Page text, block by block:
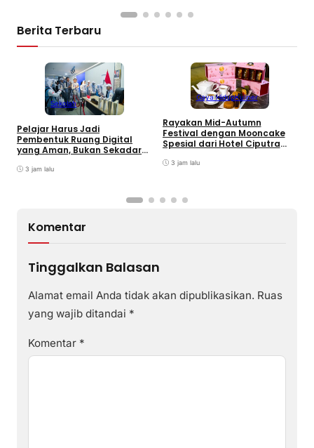
Berita Terbaru
Sekolah
Pelajar Harus Jadi
Pembentuk Ruang Digital
yang Aman, Bukan Sekadar
3 jam lalu
Gaya HidupKuliner
Rayakan Mid-Autumn
Festival dengan Mooncake
Spesial dari Hotel Ciputra
3 jam lalu
Komentar
Tinggalkan Balasan
Alamat email Anda tidak akan dipublikasikan. Ruas
yang wajib ditandai *
Komentar *